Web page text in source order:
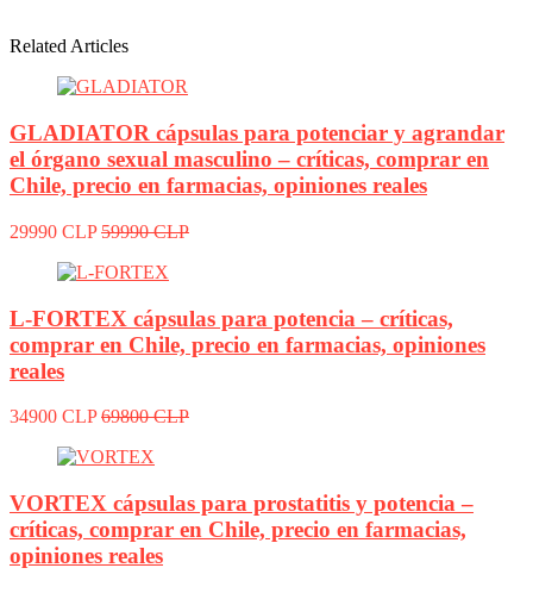
Related Articles
GLADIATOR cápsulas para potenciar y agrandar
el órgano sexual masculino – críticas, comprar en
Chile, precio en farmacias, opiniones reales
29990 CLP 59990 CLP
L-FORTEX cápsulas para potencia – críticas,
comprar en Chile, precio en farmacias, opiniones
reales
34900 CLP 69800 CLP
VORTEX cápsulas para prostatitis y potencia –
críticas, comprar en Chile, precio en farmacias,
opiniones reales